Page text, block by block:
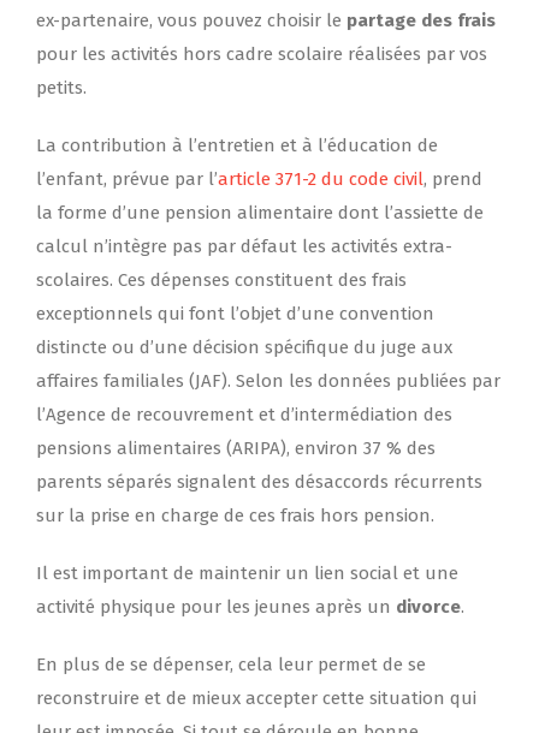
ex-partenaire, vous pouvez choisir le partage des frais
pour les activités hors cadre scolaire réalisées par vos
petits.
La contribution à l’entretien et à l’éducation de
l’enfant, prévue par l’article 371-2 du code civil, prend
la forme d’une pension alimentaire dont l’assiette de
calcul n’intègre pas par défaut les activités extra-
scolaires. Ces dépenses constituent des frais
exceptionnels qui font l’objet d’une convention
distincte ou d’une décision spécifique du juge aux
affaires familiales (JAF). Selon les données publiées par
l’Agence de recouvrement et d’intermédiation des
pensions alimentaires (ARIPA), environ 37 % des
parents séparés signalent des désaccords récurrents
sur la prise en charge de ces frais hors pension.
Il est important de maintenir un lien social et une
activité physique pour les jeunes après un divorce.
En plus de se dépenser, cela leur permet de se
reconstruire et de mieux accepter cette situation qui